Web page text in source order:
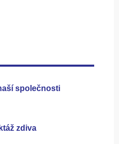
společnosti
zdiva